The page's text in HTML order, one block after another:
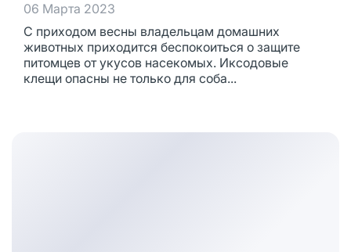
06 Марта 2023
С приходом весны владельцам домашних
животных приходится беспокоиться о защите
питомцев от укусов насекомых. Иксодовые
клещи опасны не только для соба...